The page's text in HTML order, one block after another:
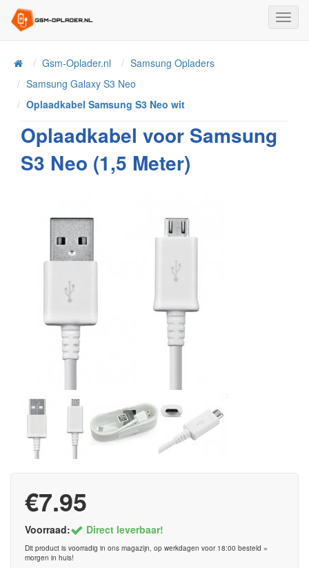
HomeGsm-Oplader.nl
Samsung Opladers
Samsung Galaxy S3 Neo
Oplaadkabel Samsung S3 Neo wit
Oplaadkabel voor Samsung
S3 Neo (1,5 Meter)
€7.95
Voorraad: Direct leverbaar!
Dit product is voorradig in ons magazijn, op werkdagen voor 18:00 besteld =
morgen in huis!